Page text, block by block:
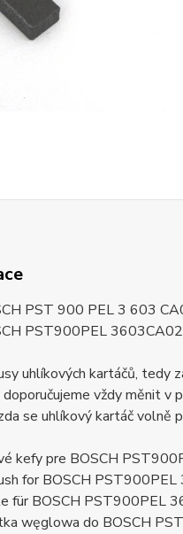
PST 900 PEL 3 603
PST900PEL
uhlíkových kartáčů, tedy
vždy měnit
se uhlíkový kartáč volně
kefy pre BOSCH
for BOSCH
für BOSCH
węglowa do BOSCH